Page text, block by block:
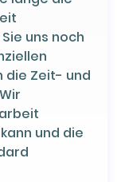
uns noch
die Zeit- und
und die